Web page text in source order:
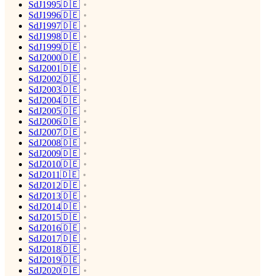
SdJ1995🇩🇪
SdJ1996🇩🇪
SdJ1997🇩🇪
SdJ1998🇩🇪
SdJ1999🇩🇪
SdJ2000🇩🇪
SdJ2001🇩🇪
SdJ2002🇩🇪
SdJ2003🇩🇪
SdJ2004🇩🇪
SdJ2005🇩🇪
SdJ2006🇩🇪
SdJ2007🇩🇪
SdJ2008🇩🇪
SdJ2009🇩🇪
SdJ2010🇩🇪
SdJ2011🇩🇪
SdJ2012🇩🇪
SdJ2013🇩🇪
SdJ2014🇩🇪
SdJ2015🇩🇪
SdJ2016🇩🇪
SdJ2017🇩🇪
SdJ2018🇩🇪
SdJ2019🇩🇪
SdJ2020🇩🇪